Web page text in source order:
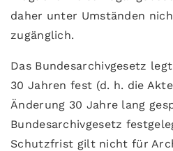
daher unter Umständen
zugänglich.
Das Bundesarchivgesetz
30 Jahren fest (d. h. die
Änderung 30 Jahre lang
Bundesarchivgesetz
Schutzfrist gilt nicht für